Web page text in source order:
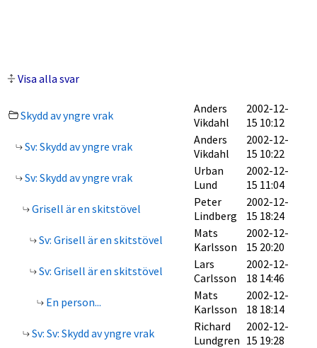
Visa alla svar
Skydd av yngre vrak
Anders
Vikdahl
2002-12-
15 10:12
Sv: Skydd av yngre vrak
Anders
Vikdahl
2002-12-
15 10:22
Sv: Skydd av yngre vrak
Urban
Lund
2002-12-
15 11:04
Grisell är en skitstövel
Peter
Lindberg
2002-12-
15 18:24
Sv: Grisell är en skitstövel
Mats
Karlsson
2002-12-
15 20:20
Sv: Grisell är en skitstövel
Lars
Carlsson
2002-12-
18 14:46
En person...
Mats
Karlsson
2002-12-
18 18:14
Sv: Sv: Skydd av yngre vrak
Richard
Lundgren
2002-12-
15 19:28